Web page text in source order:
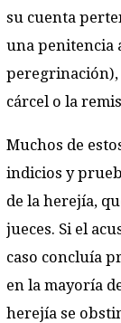
su cuenta
una penitencia
peregrinación),
cárcel o la
Muchos de
indicios y
de la herejía,
jueces. Si el
caso concluía
en la mayoría
herejía se